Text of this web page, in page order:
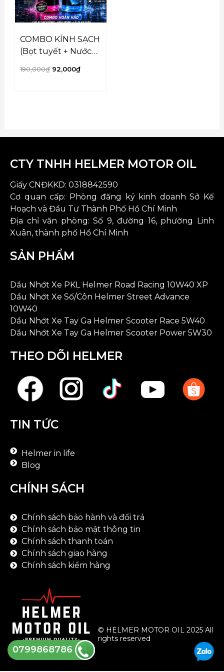
COMBO KÍNH SẠCH
(Bọt tuyết + Nước
190,000₫ 92,000₫
0799868786
CTY TNHH HELMER MOTOR OIL
Giấy CNĐKKD: 0318842590
Cơ quan cấp: Phòng đăng ký kinh doanh Sở Kế
Hoạch và Đầu Tư Thành Phố Hồ Chí Minh
Địa chỉ văn phòng: Số 9, đường 16, phường Linh
Xuân, thành phố Hồ Chí Minh
SẢN PHẨM
Dầu Nhớt Xe PKL Helmer Road Racing 10W40 XP
Dầu Nhớt Xe Số/Côn Helmer Street Advance
10W40
Dầu Nhớt Xe Tay Ga Helmer Scooter Race 5W40
Dầu Nhớt Xe Tay Ga Helmer Scooter Power 5W30
THEO DÕI HELMER
TIN TỨC
Helmer in life
Blog
CHÍNH SÁCH
Chính sách bảo hành và đổi trả
Chính sách bảo mật thông tin
Chính sách thanh toán
Chính sách giao hàng
Chính sách kiểm hàng
© HELMER MOTOR OIL 2025 All
rights reserved
Thank you!